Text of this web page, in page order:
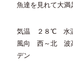
魚達を見れて大満
気温 ２８℃ 水
風向 西～北 波
デン